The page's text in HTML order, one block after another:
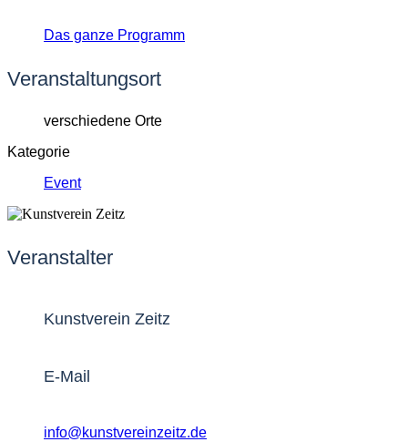
Das ganze Programm
Veranstaltungsort
verschiedene Orte
Kategorie
Event
Veranstalter
Kunstverein Zeitz
E-Mail
info@kunstvereinzeitz.de